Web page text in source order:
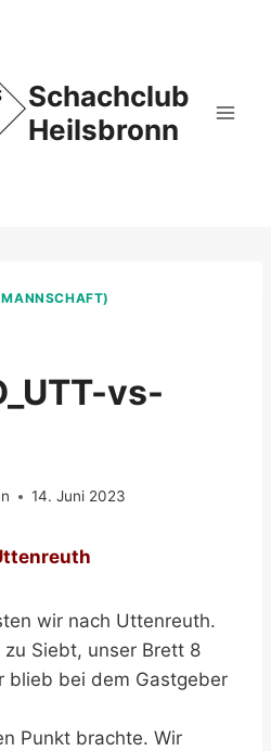
Schachclub
Heilsbronn
vs-
14. Juni 2023
wir nach Uttenreuth.
Siebt, unser Brett 8
blieb bei dem Gastgeber
Punkt brachte. Wir